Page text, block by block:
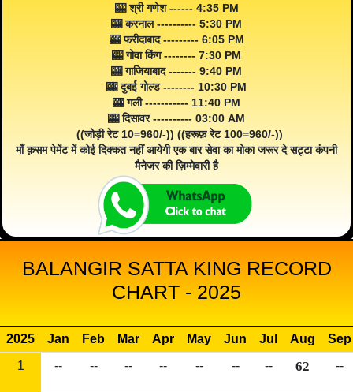
🎰 श्री गणेश ------ 4:35 PM
🎰 करनाल ---------- 5:30 PM
🎰 फरीदाबाद --------- 6:05 PM
🎰 गोवा किंग -------- 7:30 PM
🎰 गाजियाबाद ------- 9:40 PM
🎰 दुबई गोल्ड -------- 10:30 PM
🎰 गली ----------- 11:40 PM
🎰 दिसावर ---------- 03:00 AM
((जोड़ी रेट 10=960/-)) ((हरूफ़ रेट 100=960/-))
माँ क़सम पेमेंट में कोई दिक्कत नहीं आयेगी एक बार सेवा का मोका जरूर दे सट्टा कंपनी
मैनेजर की ज़िम्मेवारी है
BALANGIR SATTA KING RECORD
CHART - 2025
2025 Jan Feb Mar Apr May Jun Jul Aug
Sep
1
-- -- -- -- -- -- -- 62 --